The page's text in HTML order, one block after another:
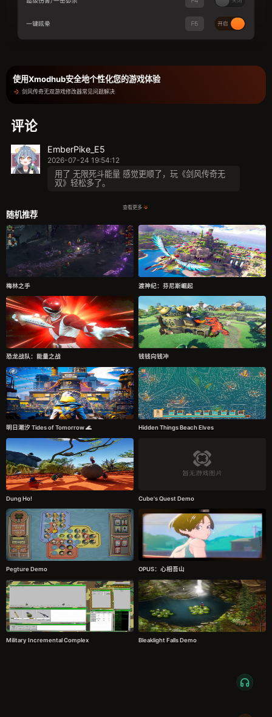
使用Xmodhub安全地个性化您的游戏体验
剑风传奇无双游戏修改器常见问题解决
评论
EmberPike_E5
2026-07-24 19:54:12
用了 无限死斗能量 感觉更顺了，玩《剑风传奇无
双》轻松多了。
查看更多
随机推荐
梅林之手 渡神纪：芬尼斯崛起
恐龙战队：能量之战 钱钱向钱冲
明日潮汐 Tides of Tomorrow 🌊 Hidden Things Beach Elves
Dung Ho! Cube's Quest Demo
Pegture Demo OPUS：心相吾山
Military Incremental Complex Bleaklight Falls Demo